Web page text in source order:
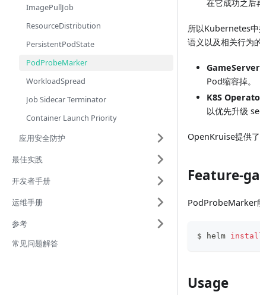
ImagePullJob
ResourceDistribution
PersistentPodState
PodProbeMarker
WorkloadSpread
Job Sidecar Terminator
Container Launch Priority
应用安全防护
最佳实践
开发者手册
运维手册
参考
常见问题解答
在它成功之后
所以Kubernetes
语义以及相关行为
GameServer
Pod缩容掉。
K8S
以优先升级
OpenKruise提供
Feature-
PodProbeMarker
$ helm
Usage